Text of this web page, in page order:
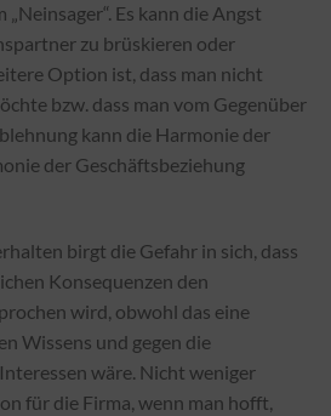
Es kann die Angst
zu brüskieren oder
Option ist, dass man nicht
bzw. dass man vom Gegenüber
kann die Harmonie der
der Geschäftsbeziehung
birgt die Gefahr in sich, dass
Konsequenzen den
wird, obwohl das eine
Wissens und gegen die
wäre. Nicht weniger
für die Firma, wenn man hofft,